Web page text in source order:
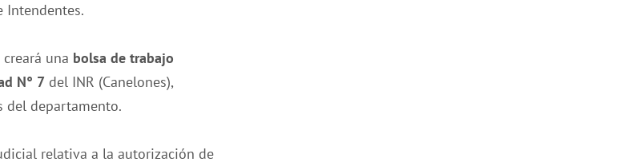
Intendentes.
una bolsa de trabajo
N° 7 del INR (Canelones),
del departamento.
relativa a la autorización de